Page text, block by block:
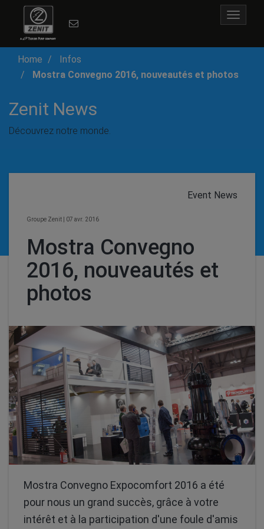
Toggle
Home
Infos
Mostra Convegno 2016, nouveautés et photos
Zenit News
Découvrez notre monde.
Event News
Groupe Zenit 07 avr. 2016
Mostra Convegno
2016, nouveautés et
photos
Mostra Convegno Expocomfort 2016 a été
pour nous un grand succès, grâce à votre
intérêt et à la participation d'une foule d'amis